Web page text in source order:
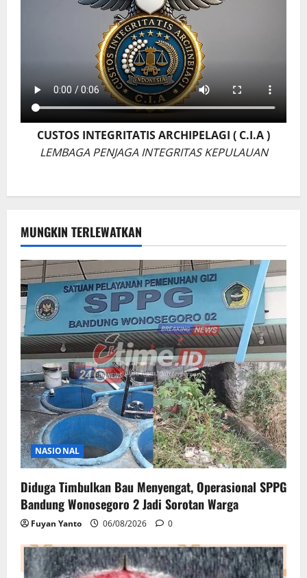
CUSTOS INTEGRITATIS ARCHIPELAGI ( C.I.A )
LEMBAGA PENJAGA INTEGRITAS KEPULAUAN
MUNGKIN TERLEWATKAN
NASIONAL
Diduga Timbulkan Bau Menyengat, Operasional SPPG
Bandung Wonosegoro 2 Jadi Sorotan Warga
Fuyan Yanto 06/08/2026 0